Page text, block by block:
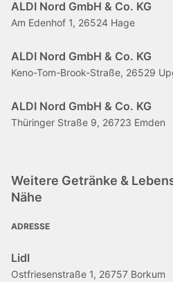
ALDI Nord GmbH & Co. KG
Am Edenhof 1, 26524 Hage
ALDI Nord GmbH & Co. KG
Keno-Tom-Brook-Straße, 26529
ALDI Nord GmbH & Co. KG
Thüringer Straße 9, 26723 Emden
Weitere Getränke &
Nähe
ADRESSE
Lidl
Ostfriesenstraße 1, 26757 Borkum